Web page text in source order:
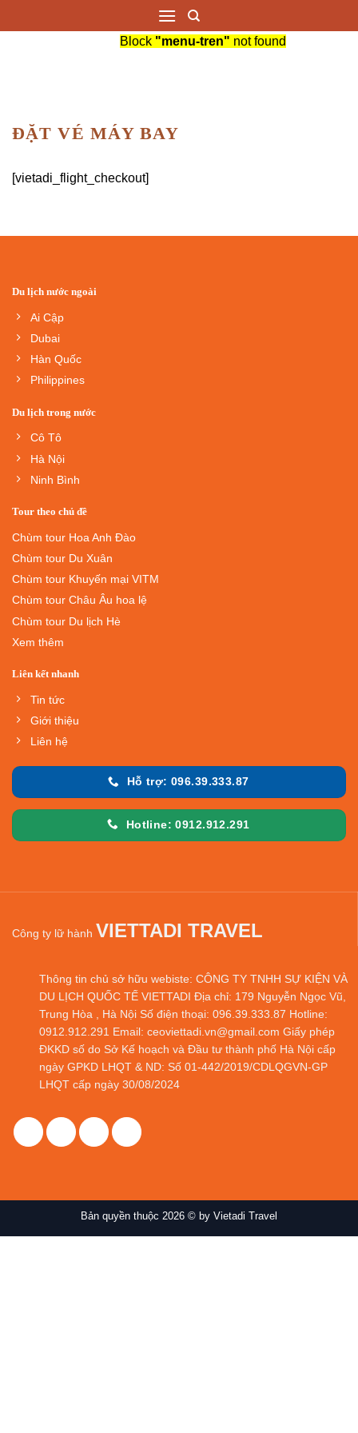
al
Block "menu-tren" not found
ĐẶT VÉ MÁY BAY
[vietadi_flight_checkout]
Du lịch nước ngoài
Ai Cập
Dubai
Hàn Quốc
Philippines
Du lịch trong nước
Cô Tô
Hà Nội
Ninh Bình
Tour theo chủ đề
Chùm tour Hoa Anh Đào
Chùm tour Du Xuân
Chùm tour Khuyến mại VITM
Chùm tour Châu Âu hoa lệ
Chùm tour Du lịch Hè
Xem thêm
Liên kết nhanh
Tin tức
Giới thiệu
Liên hệ
Hỗ trợ: 096.39.333.87
Hotline: 0912.912.291
Công ty lữ hành VIETTADI TRAVEL
Thông tin chủ sở hữu webiste: CÔNG TY TNHH SỰ KIỆN VÀ
DU LỊCH QUỐC TẾ VIETTADI Địa chỉ: 179 Nguyễn Ngọc Vũ,
Trung Hòa , Hà Nội Số điện thoại: 096.39.333.87 Hotline:
0912.912.291 Email: ceoviettadi.vn@gmail.com Giấy phép
ĐKKD số do Sở Kế hoạch và Đầu tư thành phố Hà Nội cấp
ngày GPKD LHQT & ND: Số 01-442/2019/CDLQGVN-GP
LHQT cấp ngày 30/08/2024
Bản quyền thuộc 2026 © by Vietadi Travel